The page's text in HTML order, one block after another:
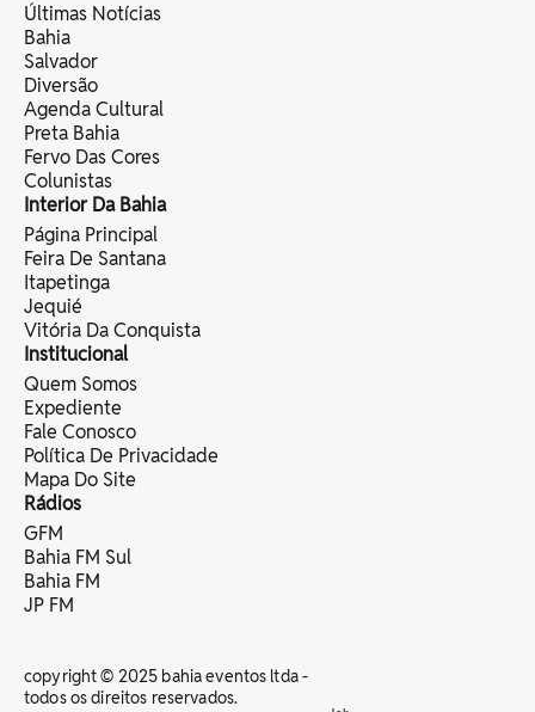
Últimas Notícias
Bahia
Salvador
Diversão
Agenda Cultural
Preta Bahia
Fervo Das Cores
Colunistas
Interior Da Bahia
Página Principal
Feira De Santana
Itapetinga
Jequié
Vitória Da Conquista
Institucional
Quem Somos
Expediente
Fale Conosco
Política De Privacidade
Mapa Do Site
Rádios
GFM
Bahia FM Sul
Bahia FM
JP FM
copyright © 2025 bahia eventos ltda -
todos os direitos reservados.